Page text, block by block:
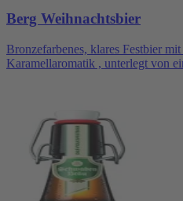
Berg Weihnachtsbier
Bronzefarbenes, klares Festbier
Karamellaromatik , unterlegt von